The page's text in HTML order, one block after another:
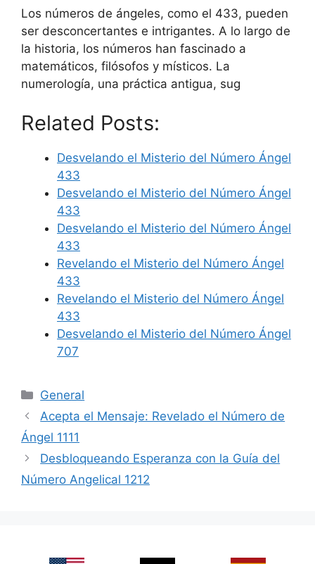
Los números de ángeles, como el 433, pueden
ser desconcertantes e intrigantes. A lo largo de
la historia, los números han fascinado a
matemáticos, filósofos y místicos. La
numerología, una práctica antigua, sug
Related Posts:
Desvelando el Misterio del Número Ángel
433
Desvelando el Misterio del Número Ángel
433
Desvelando el Misterio del Número Ángel
433
Revelando el Misterio del Número Ángel
433
Revelando el Misterio del Número Ángel
433
Desvelando el Misterio del Número Ángel
707
Categories
General
Acepta el Mensaje: Revelado el Número de
Ángel 1111
Desbloqueando Esperanza con la Guía del
Número Angelical 1212